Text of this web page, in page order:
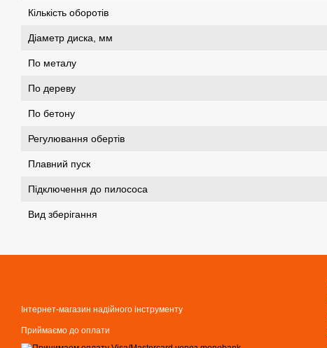
Кількість оборотів
Діаметр диска, мм
По металу
По дереву
По бетону
Регулювання обертів
Плавний пуск
Підключення до пилососа
Вид зберігання
Інтернет-магазин надійного інструменту
Приймаємо до оплати